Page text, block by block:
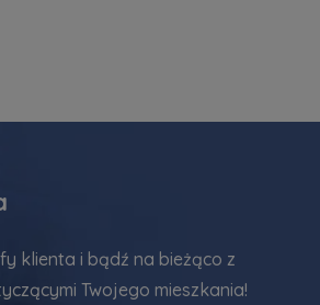
klienta i bądź na bieżąco z
Twojego mieszkania!